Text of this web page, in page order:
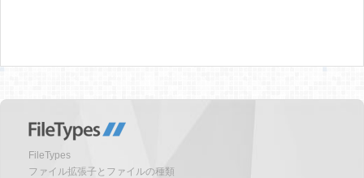
FileTypes
ファイル拡張子とファイルの種類